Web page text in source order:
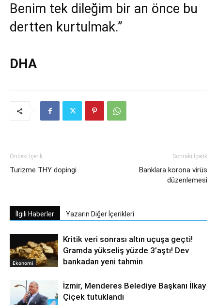
Benim tek dileğim bir an önce bu
dertten kurtulmak.”
DHA
Önceki İçerik
Turizme THY dopingi
Sonraki İçerik
Banklara korona virüs
düzenlemesi
İlgili Haberler Yazarın Diğer İçerikleri
Ekonomi
Kritik veri sonrası altın uçuşa geçti!
Gramda yükseliş yüzde 3’aştı! Dev
bankadan yeni tahmin
İzmir, Menderes Belediye Başkanı İlkay
Çiçek tutuklandı